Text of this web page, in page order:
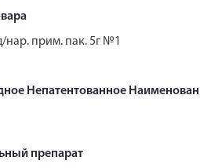
нар. прим. пак. 5г №1
Непатентованное
препарат